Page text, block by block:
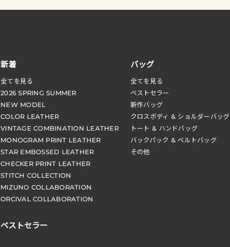
新着
全てを見る
2026 SPRING SUMMER
NEW MODEL
COLOR LEATHER
VINTAGE COMBINATION LEATHER
MONOGRAM PRINT LEATHER
STAR EMBOSSED LEATHER
CHECKER PRINT LEATHER
STITCH COLLECTION
MIZUNO COLLABORATION
ORCIVAL COLLABORATION
ベストセラー
バッグ
全てを見る
ベストセラー
新作バッグ
クロスボディ & ショルダーバッグ
トート & ハンドバッグ
バックパック & ベルトバッグ
その他